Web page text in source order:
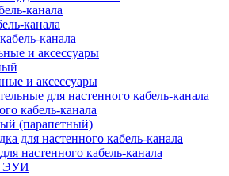
канала
канала
канала
и аксессуары
и аксессуары
для настенного кабель-канала
кабель-канала
(парапетный)
для настенного кабель-канала
настенного кабель-канала
ЭУИ